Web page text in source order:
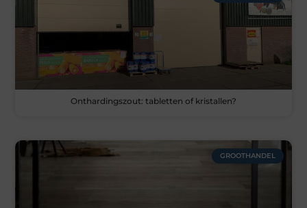
Onthardingszout: tabletten of kristallen?
GROOTHANDEL